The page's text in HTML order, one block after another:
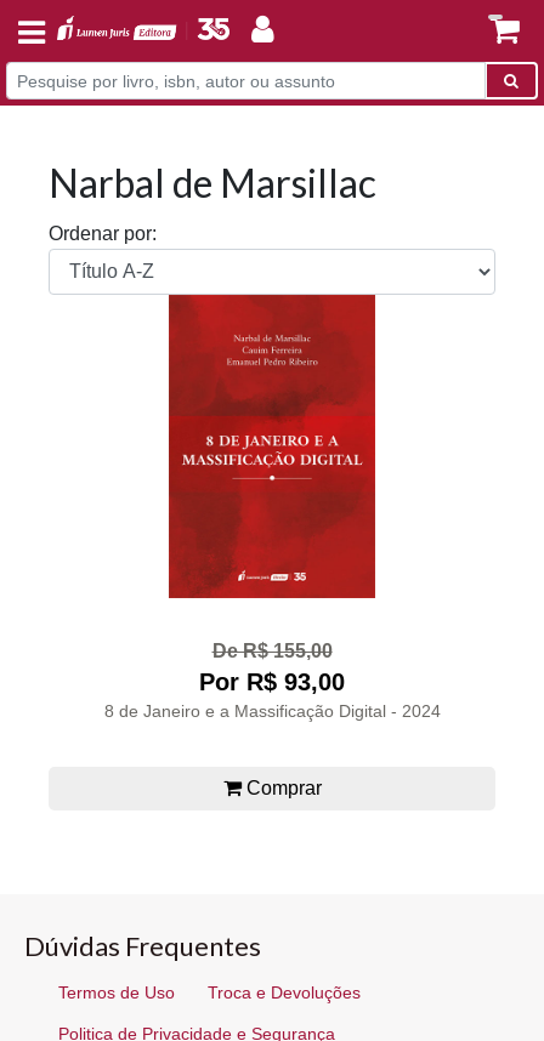
Narbal de Marsillac
Ordenar por:
De R$ 155,00
Por R$ 93,00
8 de Janeiro e a Massificação Digital - 2024
Comprar
Dúvidas Frequentes
Termos de Uso Troca e Devoluções
Politica de Privacidade e Segurança